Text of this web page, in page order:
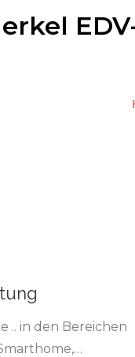
.. in den Bereichen